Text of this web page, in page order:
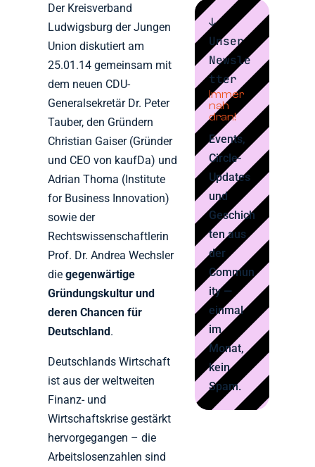
Der Kreisverband
Ludwigsburg der Jungen
Union diskutiert am
25.01.14 gemeinsam mit
dem neuen CDU-
Generalsekretär Dr. Peter
Tauber, den Gründern
Christian Gaiser (Gründer
und CEO von kaufDa) und
Adrian Thoma (Institute
for Business Innovation)
sowie der
Rechtswissenschaftlerin
Prof. Dr. Andrea Wechsler
diegegenwärtige
Gründungskultur und
deren Chancen für
Deutschland.
Deutschlands Wirtschaft
ist aus der weltweiten
Finanz- und
Wirtschaftskrise gestärkt
hervorgegangen – die
Arbeitslosenzahlen sind
↓
Unser
Newsle
tter
Immer
nah
dran!
Events,
Circle-
Updates
und
Geschich
ten aus
der
Commun
ity —
einmal
im
Monat,
kein
Spam.